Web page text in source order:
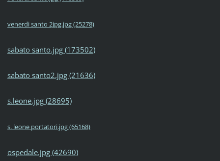
venerdi santo 2jpg.jpg (25278)
sabato santo.jpg (173502)
sabato santo2.jpg (21636)
s.leone.jpg (28695)
s. leone portatori.jpg (65168)
ospedale.jpg (42690)